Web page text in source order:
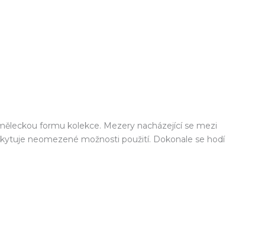
formu kolekce. Mezery nacházející se mezi
neomezené možnosti použití. Dokonale se hodí